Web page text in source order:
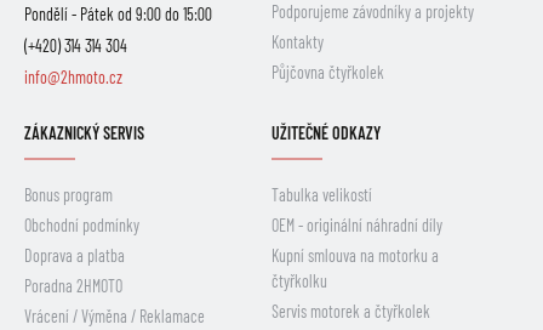
Pondělí - Pátek od 9:00 do 15:00
(+420) 314 314 304
info@2hmoto.cz
Podporujeme závodníky a projekty
Kontakty
Půjčovna čtyřkolek
ZÁKAZNICKÝ SERVIS
Bonus program
Obchodní podmínky
Doprava a platba
Poradna 2HMOTO
Vrácení / Výměna / Reklamace
UŽITEČNÉ ODKAZY
Tabulka velikostí
OEM - originální náhradní díly
Kupní smlouva na motorku a
čtyřkolku
Servis motorek a čtyřkolek